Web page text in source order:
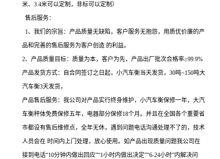
米、3.4米可以定制，非标可以定制）
售后服务：
1、我们的宗旨：产品质量无缺陷，客户服务无抱怨，用质优价廉的产
品和完善的售后服务为客户创造 的利益。
2、产品质量目标：质量为本，客户为先，产品出厂批次合格率≥99.9%
产品发货方式：自合同签订之日起，小汽车衡当天发货， 30吨~150吨大
汽车衡3天发货，
产品售后服务：我公司对产品实行终身维护，小汽车衡保修一年，大汽
车衡秤体免费保修五年，电器部分保修18个月。并且在全国各个重要省
市都设有售后维修点，全年无休，遇到问题电话沟通处理不了的，技术
人员会在 时间内上门处理，放心使用。如产品出现质量问题我公司在
接到电话“10分钟内做出回应”“1小时内做出决定”“6-24小时”内解决问